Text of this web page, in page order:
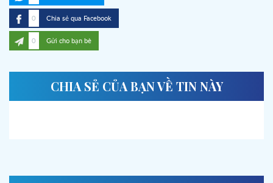
0 Chia sẻ qua Facebook
0 Gửi cho bạn bè
CHIA SẺ CỦA BẠN VỀ TIN NÀY